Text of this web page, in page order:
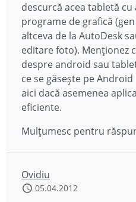
descurcă acea tabletă
programe de grafică
altceva de la AutoDesk
editare foto). Menționez
despre android sau
ce se găsește pe
aici dacă asemenea
eficiente.
Mulțumesc pentru
Ovidiu
05.04.2012